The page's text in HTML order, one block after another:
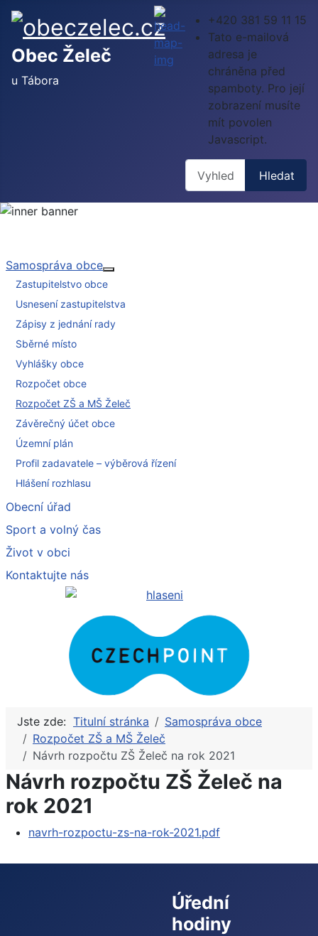
Obec Želeč
u Tábora
+420 381 59 11 15
Tato e-mailová
adresa je
chráněna před
spamboty. Pro její
zobrazení musíte
mít povolen
Javascript.
Hledat
Samospráva obce
Zastupitelstvo obce
Usnesení zastupitelstva
Zápisy z jednání rady
Sběrné místo
Vyhlášky obce
Rozpočet obce
Rozpočet ZŠ a MŠ Želeč
Závěrečný účet obce
Územní plán
Profil zadavatele – výběrová řízení
Hlášení rozhlasu
Obecní úřad
Sport a volný čas
Život v obci
Kontaktujte nás
Jste zde: Titulní stránka
Samospráva obce
Rozpočet ZŠ a MŠ Želeč
Návrh rozpočtu ZŠ Želeč na rok 2021
Návrh rozpočtu ZŠ Želeč na
rok 2021
navrh-rozpoctu-zs-na-rok-2021.pdf
Úřední
hodiny